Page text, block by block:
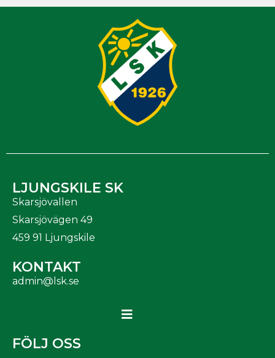
LJUNGSKILE SK
Skarsjövallen
Skarsjövägen 49
459 91 Ljungskile
KONTAKT
admin@lsk.se
FÖLJ OSS